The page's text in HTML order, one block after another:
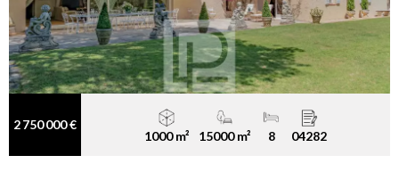
2 750 000 €
1000 m² 15000 m² 8 04282